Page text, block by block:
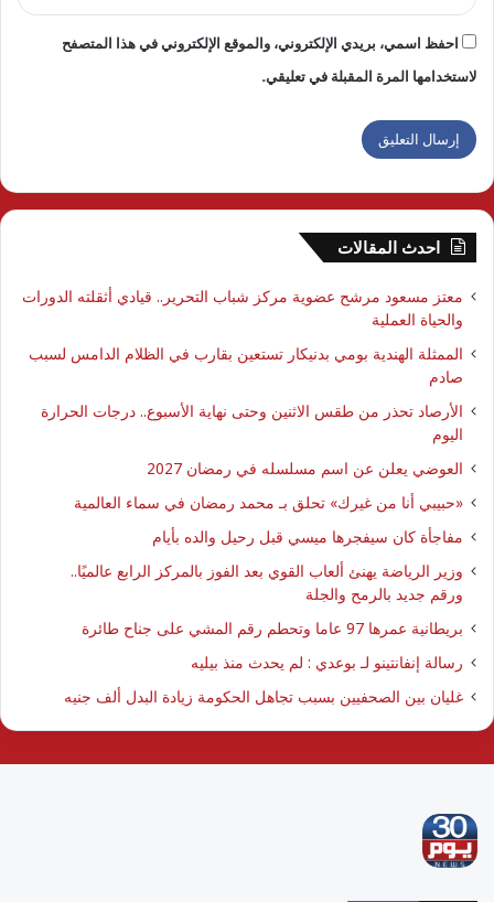
احفظ اسمي، بريدي الإلكتروني، والموقع الإلكتروني في هذا المتصفح
لاستخدامها المرة المقبلة في تعليقي.
احدث المقالات
معتز مسعود مرشح عضوية مركز شباب التحرير.. قيادي أثقلته الدورات
والحياة العملية
الممثلة الهندية بومي بدنيكار تستعين بقارب في الظلام الدامس لسبب
صادم
الأرصاد تحذر من طقس الاثنين وحتى نهاية الأسبوع.. درجات الحرارة
اليوم
العوضي يعلن عن اسم مسلسله في رمضان 2027
​«حبيبي أنا من غيرك» تحلق بـ محمد رمضان في سماء العالمية
مفاجأة كان سيفجرها ميسي قبل رحيل والده بأيام
وزير الرياضة يهنئ ألعاب القوي بعد الفوز بالمركز الرابع عالميًا..
ورقم جديد بالرمح والجلة
بريطانية عمرها 97 عاما وتحطم رقم المشي على جناح طائرة
رسالة إنفانتينو لـ بوعدي : لم يحدث منذ بيليه
غليان بين الصحفيين بسبب تجاهل الحكومة زيادة البدل ألف جنيه